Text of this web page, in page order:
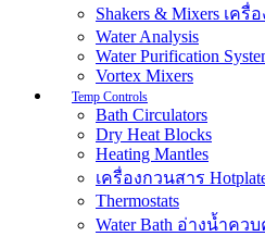
Shakers & Mixers เค
Water Analysis
Water Purification
Vortex Mixers
Temp Controls
Bath Circulators
Dry Heat Blocks
Heating Mantles
เครื่องกวนสาร
Thermostats
Water Bath อ่างน้ำค